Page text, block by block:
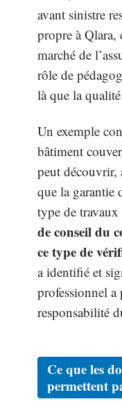
avant sinistre
propre à Qlara,
marché de
rôle de
là que la
Un exemple
bâtiment
peut découvrir,
que la garantie
type de
de conseil du
ce type de
a identifié et
professionnel a
responsabilité
Ce que les
permettent